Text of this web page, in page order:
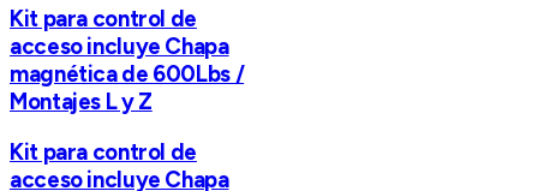
Kit para control de
acceso incluye Chapa
magnética de 600Lbs /
Montajes L y Z
Kit para control de
acceso incluye Chapa